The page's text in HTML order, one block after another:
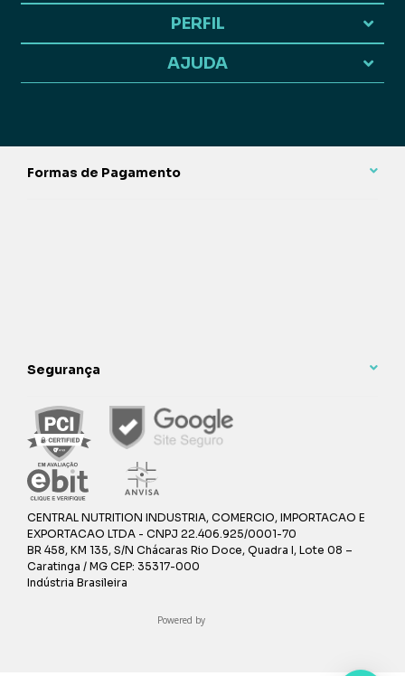
PERFIL
AJUDA
Formas de Pagamento
Segurança
CENTRAL NUTRITION INDUSTRIA, COMERCIO, IMPORTACAO E
EXPORTACAO LTDA - CNPJ 22.406.925/0001-70
BR 458, KM 135, S/N Chácaras Rio Doce, Quadra I, Lote 08 –
Caratinga / MG CEP: 35317-000
Indústria Brasileira
Powered by